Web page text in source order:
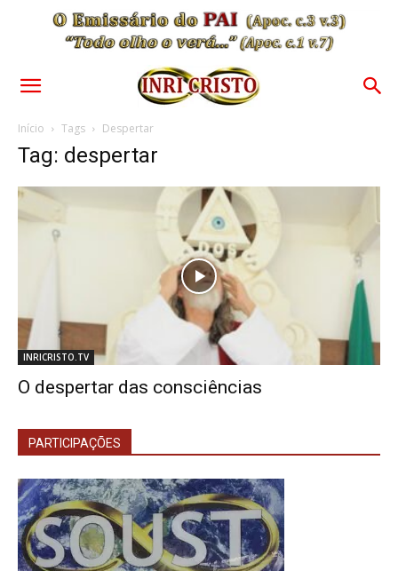
Início Tags Despertar
Tag: despertar
INRICRISTO.TV
O despertar das consciências
PARTICIPAÇÕES